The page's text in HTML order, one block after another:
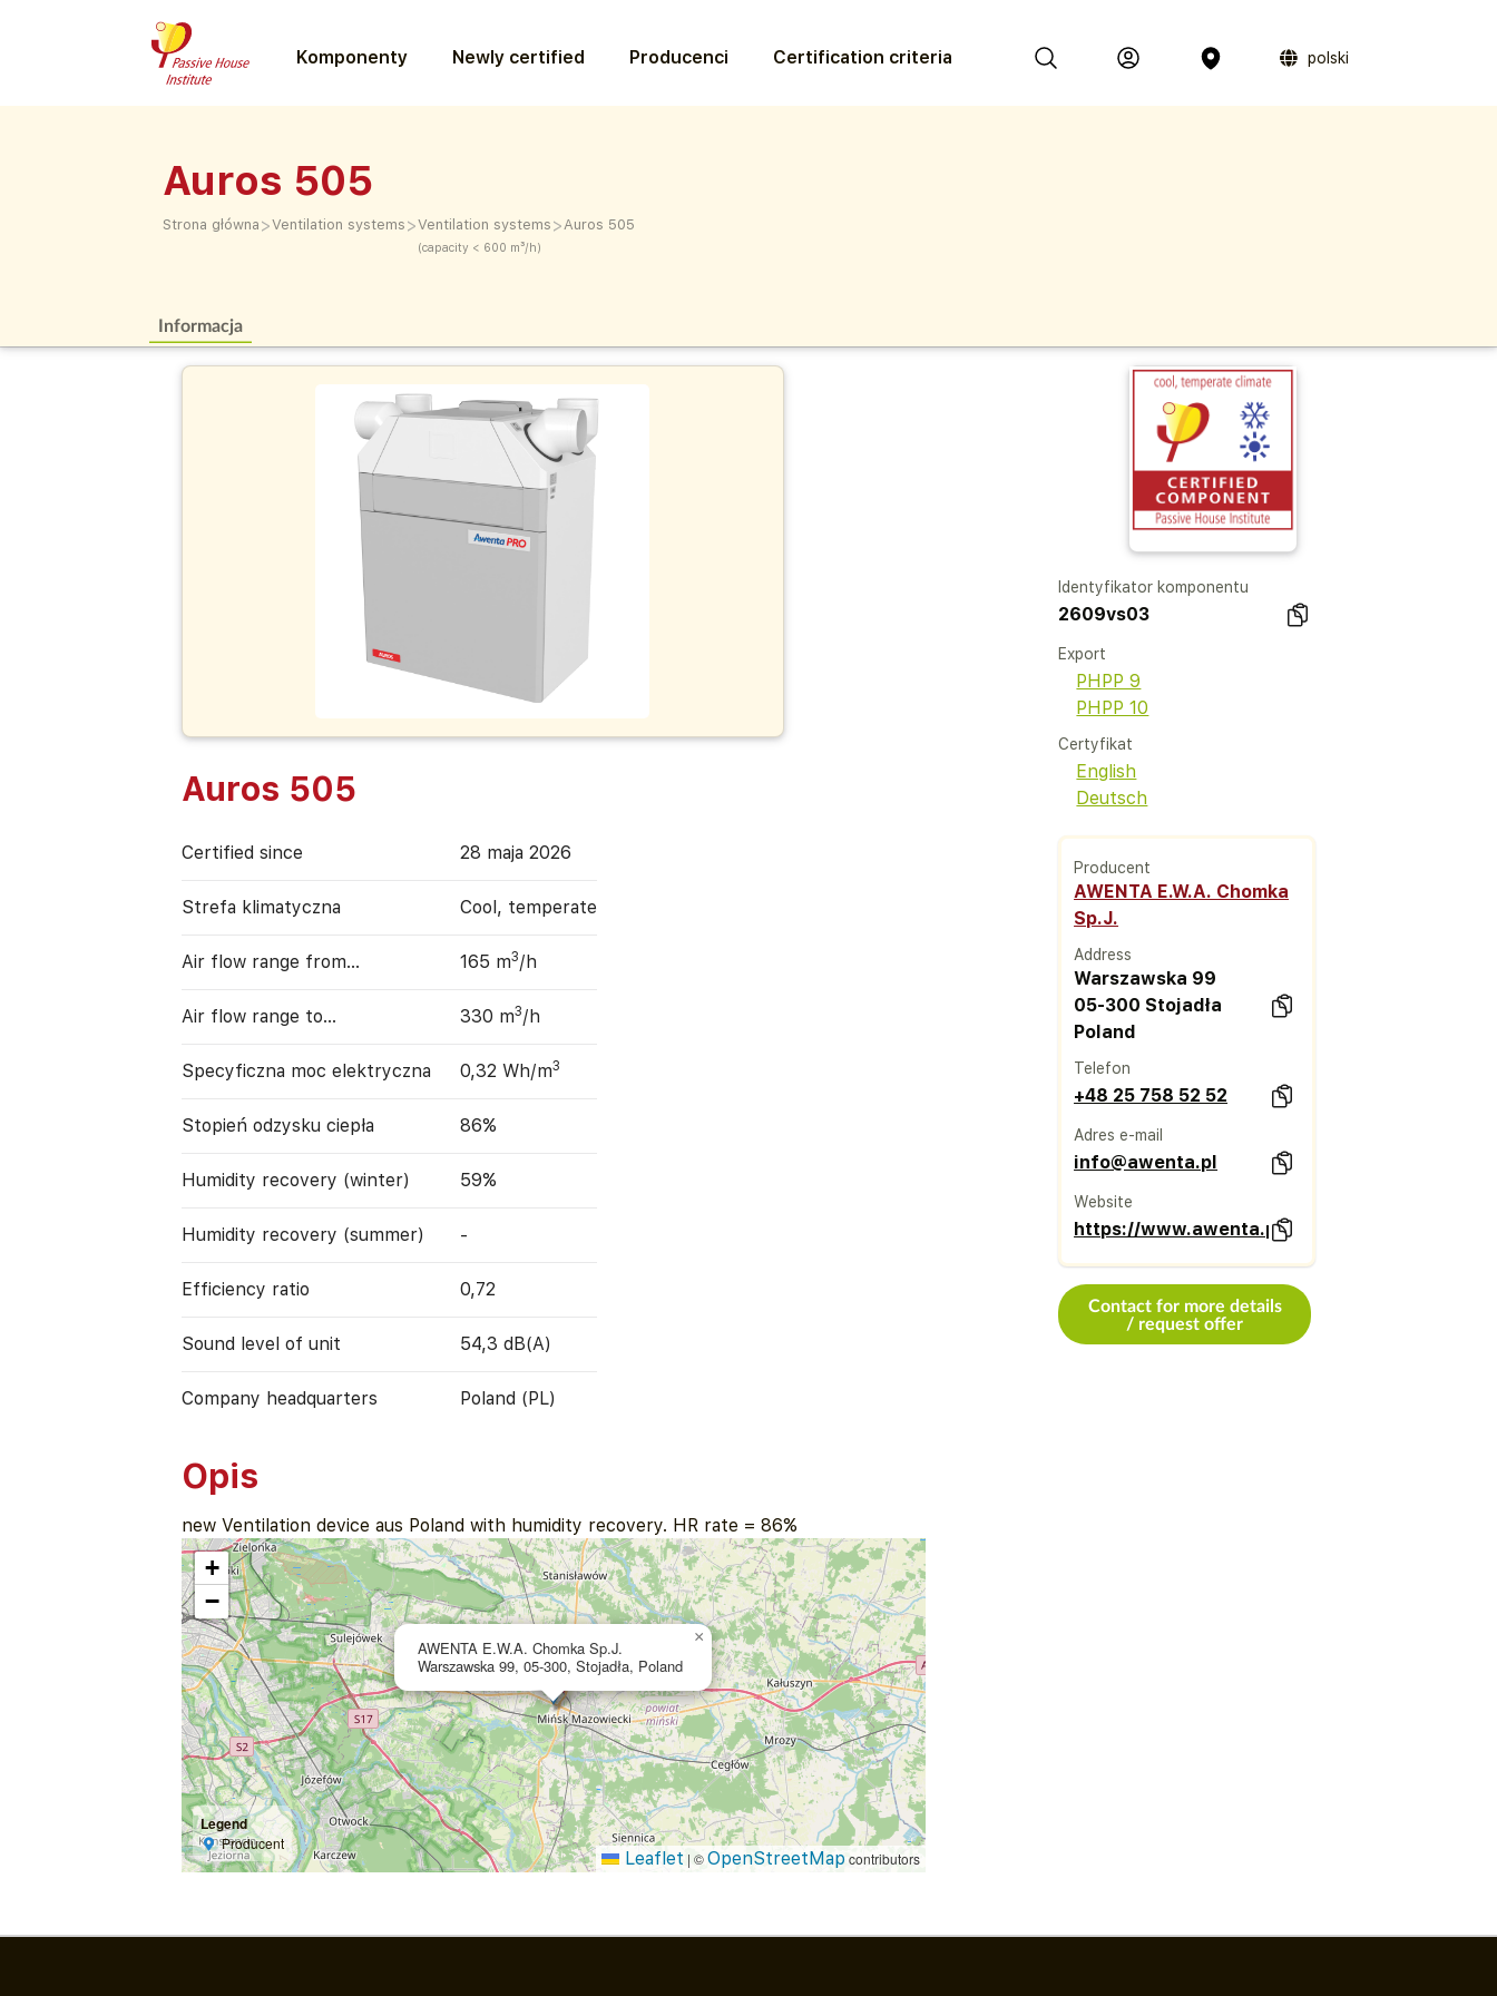
Komponenty Newly certified Producenci Certification criteria polski
Auros 505
Strona główna >Ventilation systems >Ventilation systems
(capacity < 600 m³/h)
>Auros 505
Informacja
Auros 505
Certified since 28 maja 2026
Strefa klimatyczna Cool, temperate
Air flow range from… 165 m3/h
Air flow range to… 330 m3/h
Specyficzna moc elektryczna 0,32 Wh/m3
Stopień odzysku ciepła 86%
Humidity recovery (winter) 59%
Humidity recovery (summer) -
Efficiency ratio 0,72
Sound level of unit 54,3 dB(A)
Company headquarters Poland (PL)
Opis
new Ventilation device aus Poland with humidity recovery. HR rate = 86%
AWENTA E.W.A. Chomka Sp.J.
Warszawska 99, 05-300, Stojadła, Poland
×
+
−
Legend
Producent
Leaflet | ©OpenStreetMap contributors
Identyfikator komponentu
2609vs03
Export
PHPP 9
PHPP 10
Certyfikat
English
Deutsch
Producent
AWENTA E.W.A. Chomka
Sp.J.
Address
Warszawska 99
05-300 Stojadła
Poland
Telefon
+48 25 758 52 52
Adres e-mail
info@awenta.pl
Website
https://www.awenta.pl/
Contact for more details
/ request offer